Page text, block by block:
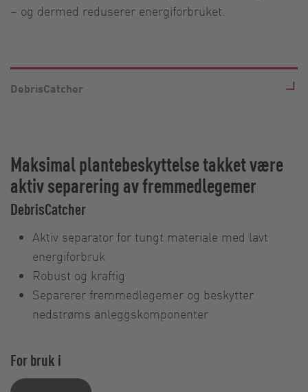
– og dermed reduserer energiforbruket.
DebrisCatcher
Maksimal plantebeskyttelse takket være
aktiv separering av fremmedlegemer
DebrisCatcher
Aktiv separator for tungt materiale med lavt
energiforbruk
Robust og kraftig
Separerer fremmedlegemer og beskytter
nedstrøms anleggskomponenter
For bruk i